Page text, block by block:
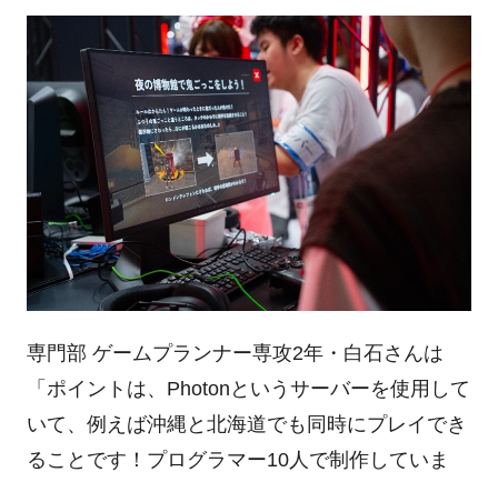
専門部 ゲームプランナー専攻2年・白石さんは
「ポイントは、Photonというサーバーを使用して
いて、例えば沖縄と北海道でも同時にプレイでき
ることです！プログラマー10人で制作していま